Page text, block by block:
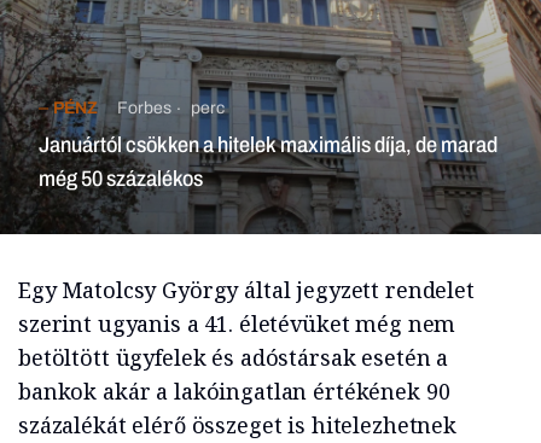
PÉNZ Forbes perc
Januártól csökken a hitelek maximális díja, de marad
még 50 százalékos
Egy Matolcsy György által jegyzett rendelet
szerint ugyanis a 41. életévüket még nem
betöltött ügyfelek és adóstársak esetén a
bankok akár a lakóingatlan értékének 90
százalékát elérő összeget is hitelezhetnek